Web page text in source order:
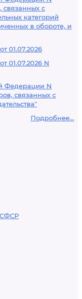
связанных с
категорий
в обороте, и
01.07.2026
01.07.2026 N
Федерации N
связанных с
Подробнее...